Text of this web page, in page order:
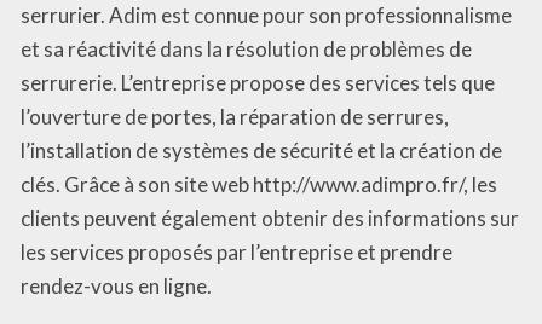
serrurier. Adim est connue pour son professionnalisme
et sa réactivité dans la résolution de problèmes de
serrurerie. L’entreprise propose des services tels que
l’ouverture de portes, la réparation de serrures,
l’installation de systèmes de sécurité et la création de
clés. Grâce à son site web http://www.adimpro.fr/, les
clients peuvent également obtenir des informations sur
les services proposés par l’entreprise et prendre
rendez-vous en ligne.